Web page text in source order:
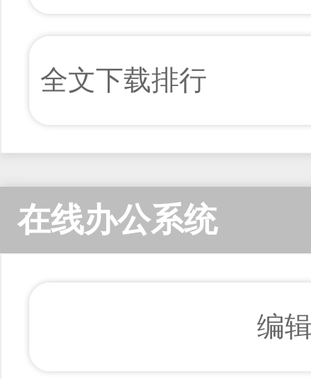
全文下载排行
在线办公系统
编